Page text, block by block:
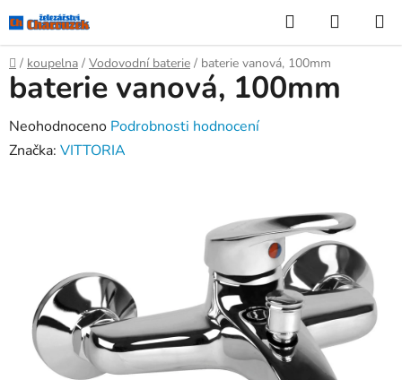
na
obsah
Hledat
KOŠÍK
Domů
/ koupelna / Vodovodní baterie / baterie vanová, 100mm
baterie vanová, 100mm
Průměrné
hodnocení
hvězdiček.
Neohodnoceno Podrobnosti hodnocení
Značka: VITTORIA